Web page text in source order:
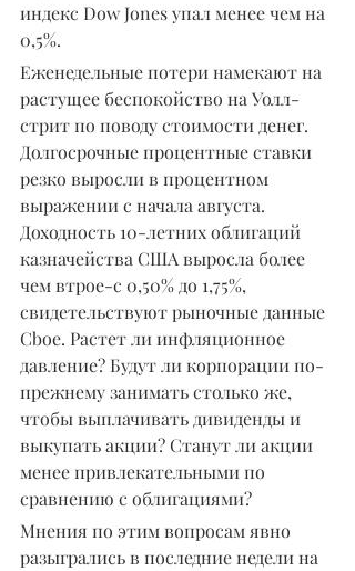
индекс Dow Jones упал менее чем на
0,5%.
Еженедельные потери намекают на
растущее беспокойство на Уолл-
стрит по поводу стоимости денег.
Долгосрочные процентные ставки
резко выросли в процентном
выражении с начала августа.
Доходность 10-летних облигаций
казначейства США выросла более
чем втрое-с 0,50% до 1,75%,
свидетельствуют рыночные данные
Cboe. Растет ли инфляционное
давление? Будут ли корпорации по-
прежнему занимать столько же,
чтобы выплачивать дивиденды и
выкупать акции? Станут ли акции
менее привлекательными по
сравнению с облигациями?
Мнения по этим вопросам явно
разыгрались в последние недели на